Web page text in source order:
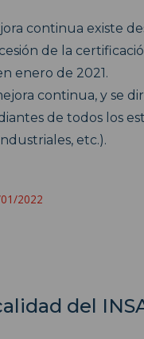
continua existe
de la
enero de 2021.
continua, y se
de todos los
etc.).
2022
del